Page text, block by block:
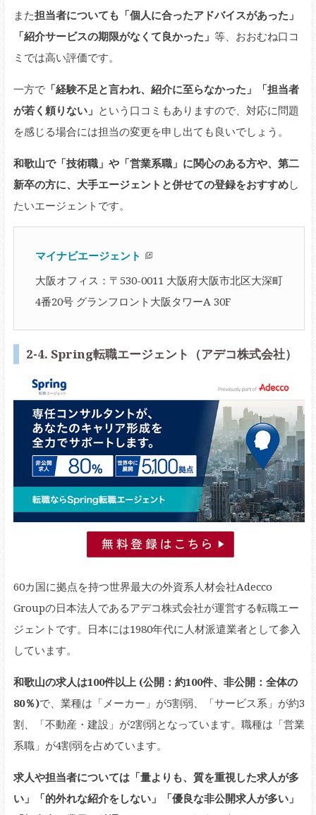
また担当者についても「個人に合ったアドバイスがあった」
「紹介サービスの期限がなくて良かった」 等、おおむね口コ
ミでは高い評価です。
一方で 「経験不足と言われ、紹介に至らなかった」「担当者
が若く頼りない」 という口コミもありますので、対応に問題
を感じる場合には担当の変更を申し出ても良いでしょう。
和歌山で「技術職」や「営業系職」に関心のある方や、第二
新卒の方に、大手エージェントと併せての登録をおすすめし
たいエージェントです。
マイナビエージェント
大阪オフィス：〒530-0011 大阪府大阪市北区大深町
4番20号 グランフロント大阪タワーA 30F
2-4. Spring転職エージェント（アデコ株式会社）
60カ国に拠点を持つ世界最大の外資系人材会社Adecco
Groupの日本法人であるアデコ株式会社が運営する転職エー
ジェントです。日本には1980年代に人材派遣業者として参入
しています。
和歌山の求人は100件以上 (公開：約100件、非公開：全体の
80％)で、業種は「メーカー」が5割弱、「サービス系」が約3
割、「不動産・建設」が2割弱となっています。職種は「営業
系職」が4割弱を占めています。
求人や担当者については「量よりも、質を重視した求人が多
い」「的外れな紹介をしない」「優良な非公開求人が多い」